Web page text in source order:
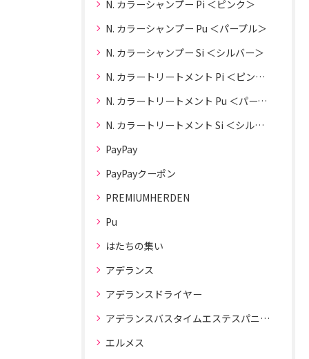
N. カラーシャンプー Pi ＜ピンク＞
N. カラーシャンプー Pu ＜パープル＞
N. カラーシャンプー Si ＜シルバー＞
N. カラートリートメント Pi ＜ピンク＞
N. カラートリートメント Pu ＜パープル＞
N. カラートリートメント Si ＜シルバー＞
PayPay
PayPayクーポン
PREMIUMHERDEN
Pu
はたちの集い
アデランス
アデランスドライヤー
アデランスバスタイムエステスパニスト
エルメス